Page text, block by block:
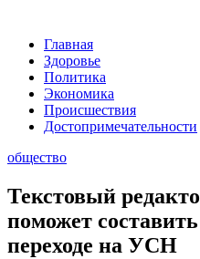
Главная
Здоровье
Политика
Экономика
Происшествия
Достопримечательности
общество
Текстовый
поможет
переходе на УСН